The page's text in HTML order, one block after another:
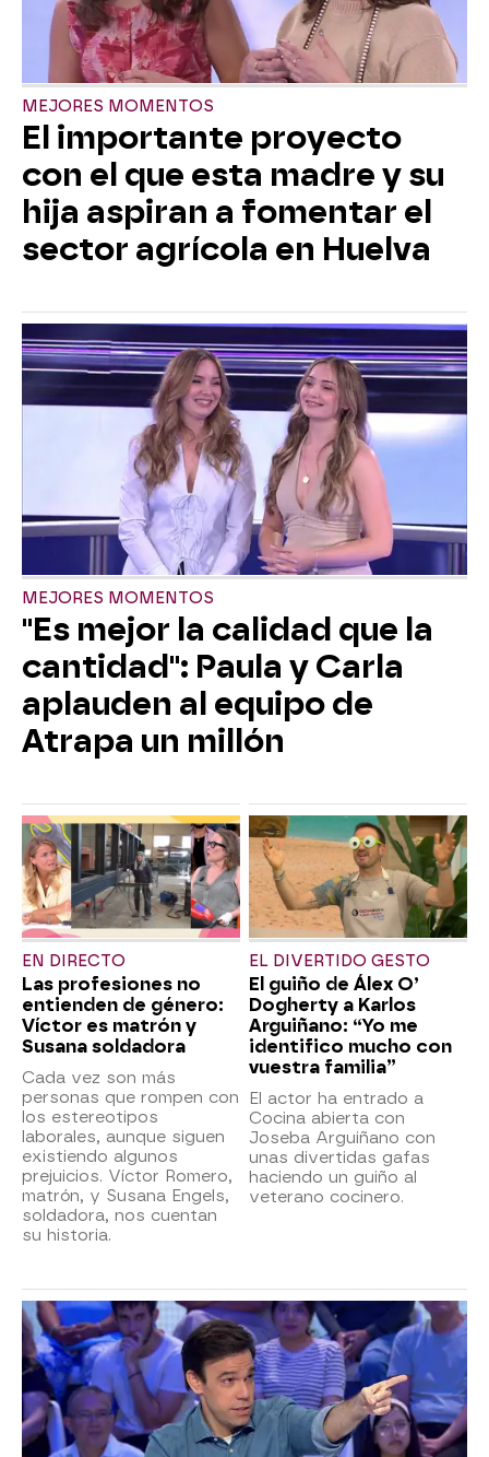
MEJORES MOMENTOS
El importante proyecto
con el que esta madre y su
hija aspiran a fomentar el
sector agrícola en Huelva
MEJORES MOMENTOS
"Es mejor la calidad que la
cantidad": Paula y Carla
aplauden al equipo de
Atrapa un millón
EN DIRECTO
Las profesiones no
entienden de género:
Víctor es matrón y
Susana soldadora
Cada vez son más
personas que rompen con
los estereotipos
laborales, aunque siguen
existiendo algunos
prejuicios. Víctor Romero,
matrón, y Susana Engels,
soldadora, nos cuentan
su historia.
EL DIVERTIDO GESTO
El guiño de Álex O’
Dogherty a Karlos
Arguiñano: “Yo me
identifico mucho con
vuestra familia”
El actor ha entrado a
Cocina abierta con
Joseba Arguiñano con
unas divertidas gafas
haciendo un guiño al
veterano cocinero.